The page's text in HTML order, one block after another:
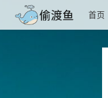
首页